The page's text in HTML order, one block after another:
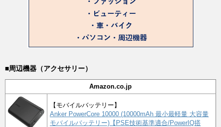
■周辺機器（アクセサリー）
Amazon.co.jp
【モバイルバッテリー】
Anker PowerCore 10000 (10000mAh 最小最軽量 大容量
モバイルバッテリー)【PSE技術基準適合/PowerIQ搭